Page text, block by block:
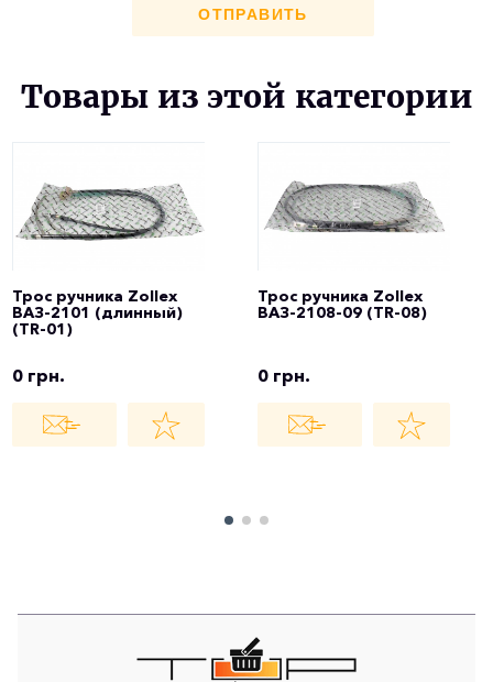
ОТПРАВИТЬ
Товары из этой категории
Трос ручника Zollex
ВАЗ-2101 (длинный)
(TR-01)
0 грн.
Трос ручника Zollex
ВАЗ-2108-09 (TR-08)
0 грн.